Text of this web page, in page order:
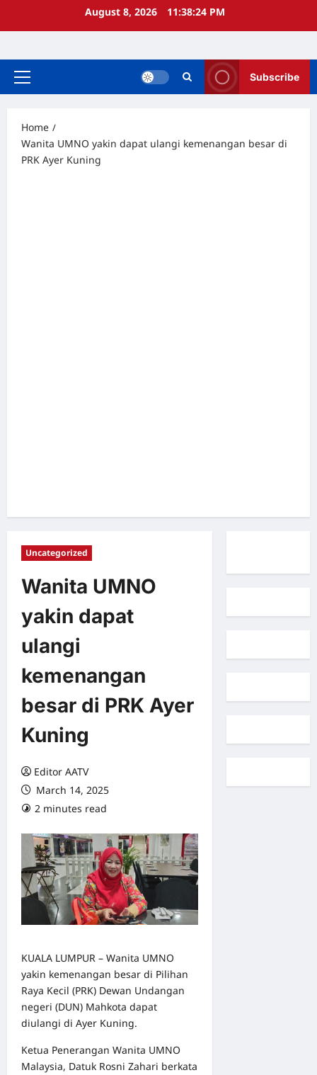
August 8, 2026 11:38:25 PM
Primary
Subscribe
Home
Wanita UMNO yakin dapat ulangi kemenangan besar di
PRK Ayer Kuning
Uncategorized
Wanita UMNO
yakin dapat
ulangi
kemenangan
besar di PRK Ayer
Kuning
Editor AATV
March 14, 2025
2 minutes read
KUALA LUMPUR – Wanita UMNO
yakin kemenangan besar di Pilihan
Raya Kecil (PRK) Dewan Undangan
negeri (DUN) Mahkota dapat
diulangi di Ayer Kuning.
Ketua Penerangan Wanita UMNO
Malaysia, Datuk Rosni Zahari berkata